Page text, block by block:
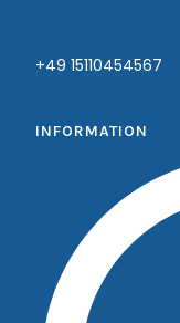
+49 15110454567
INFORMATION